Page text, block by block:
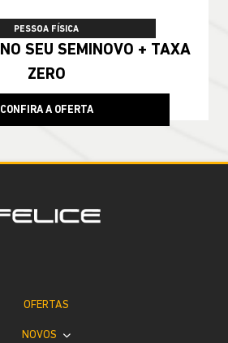
PESSOA FÍSICA
ZERO
CONFIRA A OFERTA
OFERTAS
NOVOS